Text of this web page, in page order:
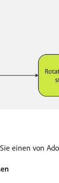
einen von